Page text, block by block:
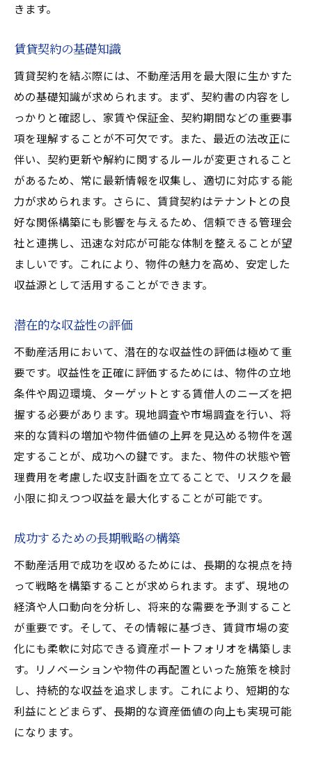
ペット可物件の契約条件
サブリース契約の落とし穴
不動産活用で資産形成を実現するための実践的
ノウハウ
投資計画の立案と実行
リスク管理の基本
資産ポートフォリオの多様化
長期的な視点での資産運用
ファイナンスオプションの選択
成功事例から学ぶ不動産投資術
きます。
賃貸契約の基礎知識
賃貸契約を結ぶ際には、不動産活用を最大限に生かすた
めの基礎知識が求められます。まず、契約書の内容をし
っかりと確認し、家賃や保証金、契約期間などの重要事
項を理解することが不可欠です。また、最近の法改正に
伴い、契約更新や解約に関するルールが変更されること
があるため、常に最新情報を収集し、適切に対応する能
力が求められます。さらに、賃貸契約はテナントとの良
好な関係構築にも影響を与えるため、信頼できる管理会
社と連携し、迅速な対応が可能な体制を整えることが望
ましいです。これにより、物件の魅力を高め、安定した
収益源として活用することができます。
潜在的な収益性の評価
不動産活用において、潜在的な収益性の評価は極めて重
要です。収益性を正確に評価するためには、物件の立地
条件や周辺環境、ターゲットとする賃借人のニーズを把
握する必要があります。現地調査や市場調査を行い、将
来的な賃料の増加や物件価値の上昇を見込める物件を選
定することが、成功への鍵です。また、物件の状態や管
理費用を考慮した収支計画を立てることで、リスクを最
小限に抑えつつ収益を最大化することが可能です。
成功するための長期戦略の構築
不動産活用で成功を収めるためには、長期的な視点を持
って戦略を構築することが求められます。まず、現地の
経済や人口動向を分析し、将来的な需要を予測すること
が重要です。そして、その情報に基づき、賃貸市場の変
化にも柔軟に対応できる資産ポートフォリオを構築しま
す。リノベーションや物件の再配置といった施策を検討
し、持続的な収益を追求します。これにより、短期的な
利益にとどまらず、長期的な資産価値の向上も実現可能
になります。